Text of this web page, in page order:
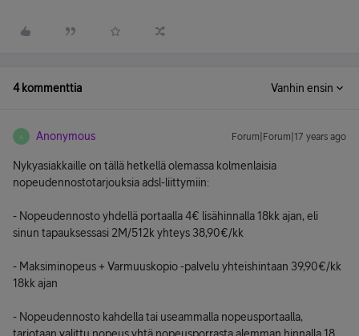
4 kommenttia Vanhin ensin
A Anonymous Forum|Forum|17 years ago
Nykyasiakkaille on tällä hetkellä olemassa kolmenlaisia
nopeudennostotarjouksia adsl-liittymiin:
- Nopeudennosto yhdellä portaalla 4€ lisähinnalla 18kk ajan, eli
sinun tapauksessasi 2M/512k yhteys 38,90€/kk
- Maksiminopeus + Varmuuskopio -palvelu yhteishintaan 39,90€/kk
18kk ajan
- Nopeudennosto kahdella tai useammalla nopeusportaalla,